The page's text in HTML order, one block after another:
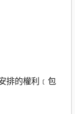
排的權利﹝包